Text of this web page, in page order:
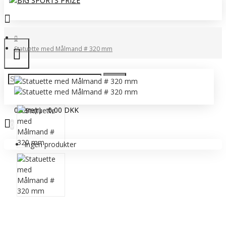
0 vare(r) - 0,00 DKK
Ingen produkter
Statuette med Målmand # 320 mm